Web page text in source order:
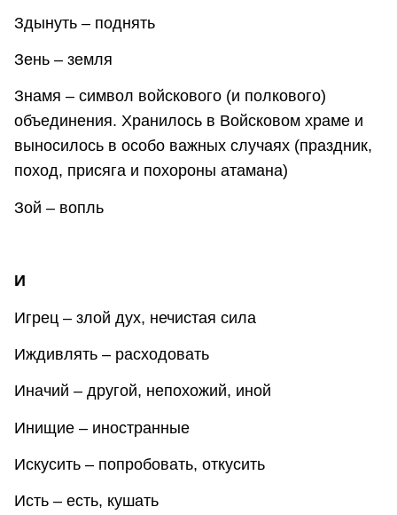
Здынуть – поднять
Зень – земля
Знамя – символ войскового (и полкового)
объединения. Хранилось в Войсковом храме и
выносилось в особо важных случаях (праздник,
поход, присяга и похороны атамана)
Зой – вопль
И
Игрец – злой дух, нечистая сила
Иждивлять – расходовать
Иначий – другой, непохожий, иной
Инищие – иностранные
Искусить – попробовать, откусить
Исть – есть, кушать